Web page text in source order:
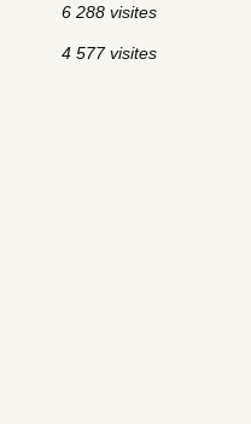
6 288 visites
4 577 visites